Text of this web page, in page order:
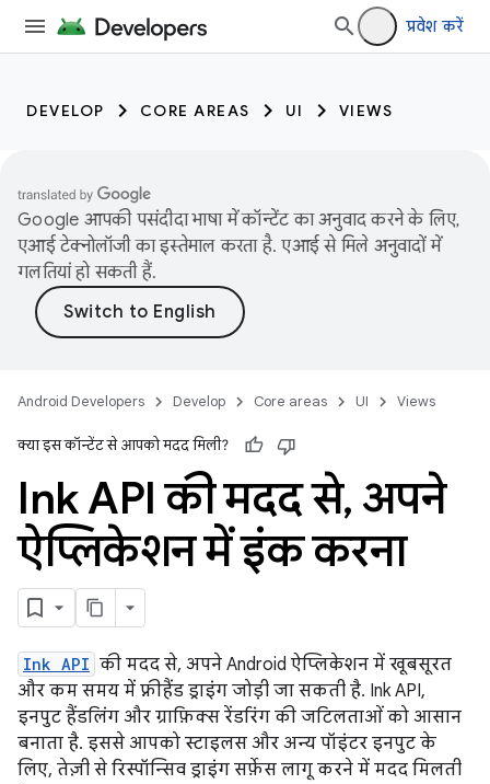
प्रवेश करें
DEVELOP CORE AREAS UI VIEWS
Google आपकी पसंदीदा भाषा में कॉन्टेंट का अनुवाद करने के लिए,
एआई टेक्नोलॉजी का इस्तेमाल करता है. एआई से मिले अनुवादों में
गलतियां हो सकती हैं.
Android Developers Develop Core areas UI Views
क्या इस कॉन्टेंट से आपको मदद मिली?
Ink API की मदद से, अपने
ऐप्लिकेशन में इंक करना
Ink API की मदद से, अपने Android ऐप्लिकेशन में खूबसूरत
और कम समय में फ़्रीहैंड ड्राइंग जोड़ी जा सकती है. Ink API,
इनपुट हैंडलिंग और ग्राफ़िक्स रेंडरिंग की जटिलताओं को आसान
बनाता है. इससे आपको स्टाइलस और अन्य पॉइंटर इनपुट के
लिए, तेज़ी से रिस्पॉन्सिव ड्राइंग सर्फ़ेस लागू करने में मदद मिलती